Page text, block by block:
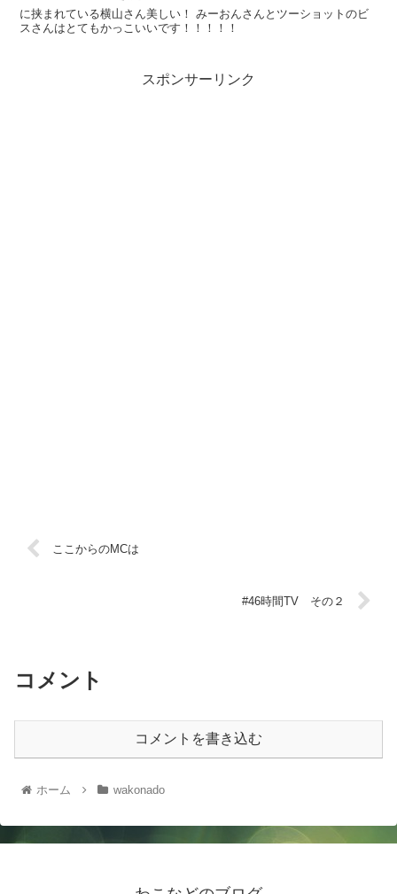
に挟まれている横山さん美しい！ みーおんさんとツーショットのビ
スさんはとてもかっこいいです！！！！！
スポンサーリンク
ここからのMCは
#46時間TV その２
コメント
コメントを書き込む
ホーム wakonado